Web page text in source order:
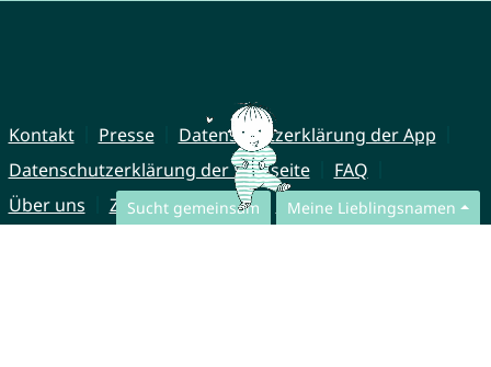
Sucht gemeinsam Meine Lieblingsnamen
Kontakt Presse
Datenschutzerklärung der App
Datenschutzerklärung der Webseite
FAQ
Über uns
Zusammenarbeit Impressum